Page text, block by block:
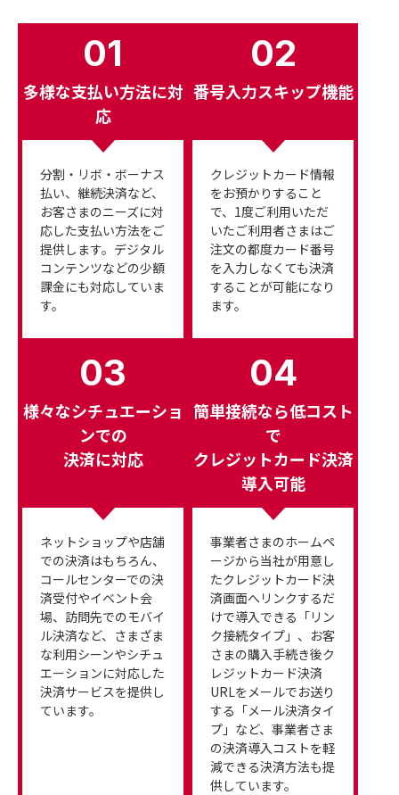
01
多様な支払い方法に対
応
分割・リボ・ボーナス
払い、継続決済など、
お客さまのニーズに対
応した支払い方法をご
提供します。デジタル
コンテンツなどの少額
課金にも対応していま
す。
02
番号入力スキップ機能
クレジットカード情報
をお預かりすること
で、1度ご利用いただ
いたご利用者さまはご
注文の都度カード番号
を入力しなくても決済
することが可能になり
ます。
03
様々なシチュエーショ
ンでの
決済に対応
ネットショップや店舗
での決済はもちろん、
コールセンターでの決
済受付やイベント会
場、訪問先でのモバイ
ル決済など、さまざま
な利用シーンやシチュ
エーションに対応した
決済サービスを提供し
ています。
04
簡単接続なら低コスト
で
クレジットカード決済
導入可能
事業者さまのホームペ
ージから当社が用意し
たクレジットカード決
済画面へリンクするだ
けで導入できる「リン
ク接続タイプ」、お客
さまの購入手続き後ク
レジットカード決済
URLをメールでお送り
する「メール決済タイ
プ」など、事業者さま
の決済導入コストを軽
減できる決済方法も提
供しています。